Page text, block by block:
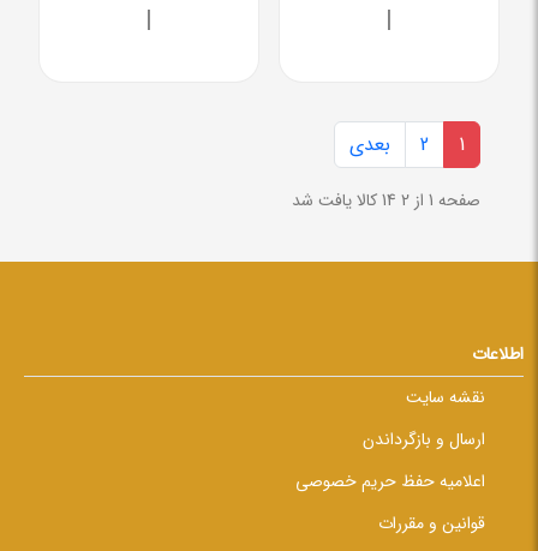
|
|
1
2 بعدی
صفحه 1 از 2 14 کالا یافت شد
اطلاعات
نقشه سایت
ارسال و بازگرداندن
اعلامیه حفظ حریم خصوصی
قوانین و مقررات